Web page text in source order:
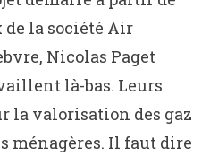
de la société Air
Nicolas Paget
là-bas. Leurs
la valorisation des gaz
ménagères. Il faut dire